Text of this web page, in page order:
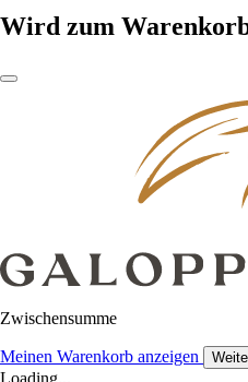
Wird zum
Zwischensumme
Meinen Warenkorb anzeigen